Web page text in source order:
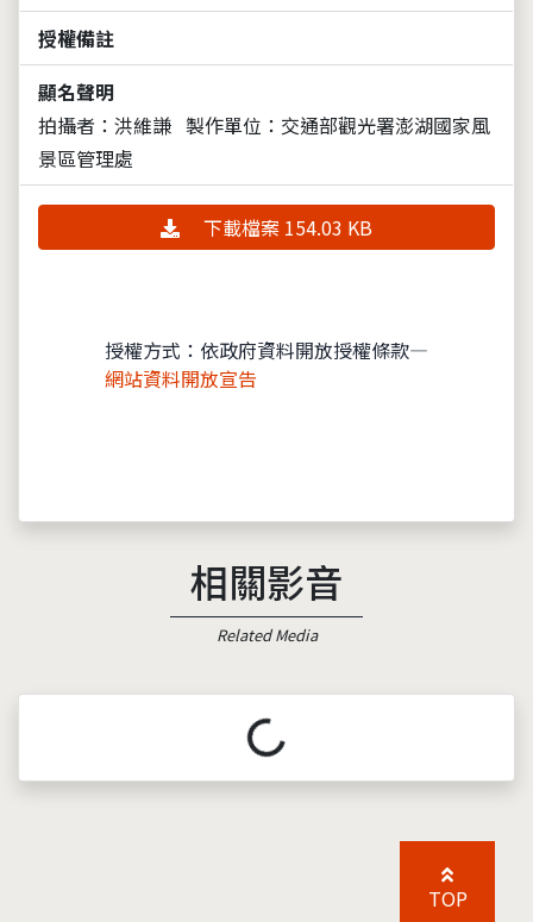
授權備註
顯名聲明
拍攝者：洪維謙 製作單位：交通部觀光署澎湖國家風
景區管理處
下載檔案 154.03 KB
授權方式：依政府資料開放授權條款—
網站資料開放宣告
相關影音
Related Media
載入中...
TOP